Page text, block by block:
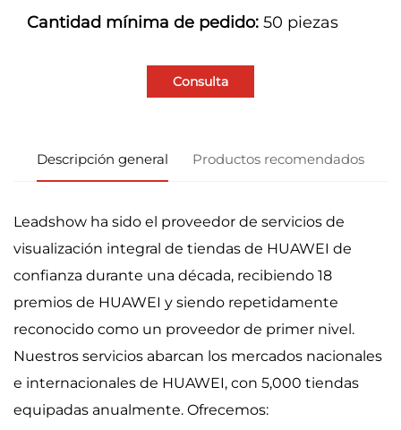
Cantidad mínima de pedido: 50 piezas
Consulta
Descripción general Productos recomendados
Leadshow ha sido el proveedor de servicios de
visualización integral de tiendas de HUAWEI de
confianza durante una década, recibiendo 18
premios de HUAWEI y siendo repetidamente
reconocido como un proveedor de primer nivel.
Nuestros servicios abarcan los mercados nacionales
e internacionales de HUAWEI, con 5,000 tiendas
equipadas anualmente. Ofrecemos: